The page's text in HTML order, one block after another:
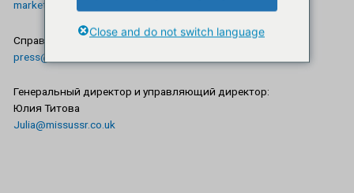
marketing@missussr.co.uk
Справки для прессы и СМИ:
press@missussr.co.uk
Генеральный директор и управляющий директор:
Юлия Титова
Julia@missussr.co.uk
Close and do not switch language